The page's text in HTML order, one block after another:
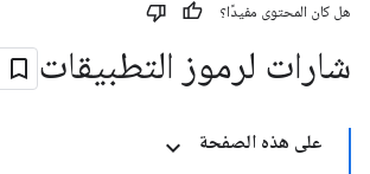
هل كان المحتوى مفيدًا؟
شارات لرموز التطبيقات
على هذه الصفحة